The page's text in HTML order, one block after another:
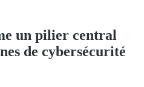
un pilier central
de cybersécurité